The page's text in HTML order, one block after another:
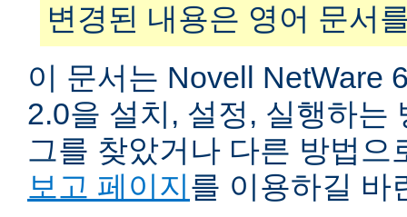
변경된 내용은 영어 문서
이 문서는 Novell NetWare
2.0을 설치, 설정, 실행하는
그를 찾았거나 다른 방법
보고 페이지를 이용하길 바